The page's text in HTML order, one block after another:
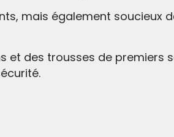
mais également soucieux
et des trousses de premiers